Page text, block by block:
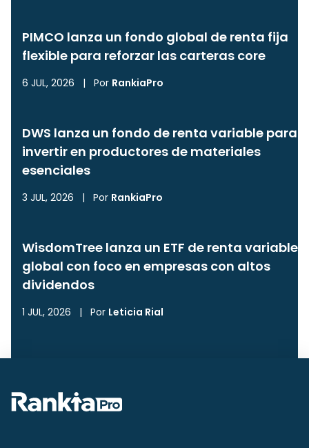
PIMCO lanza un fondo global de renta fija
flexible para reforzar las carteras core
6 JUL, 2026 | Por RankiaPro
DWS lanza un fondo de renta variable para
invertir en productores de materiales
esenciales
3 JUL, 2026 | Por RankiaPro
WisdomTree lanza un ETF de renta variable
global con foco en empresas con altos
dividendos
1 JUL, 2026 | Por Leticia Rial